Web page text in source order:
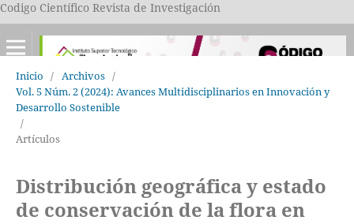
Codigo Científico Revista de Investigación
Inicio / Archivos /
Vol. 5 Núm. 2 (2024): Avances Multidisciplinarios en Innovación y
Desarrollo Sostenible
/
Artículos
Distribución geográfica y estado
de conservación de la flora en